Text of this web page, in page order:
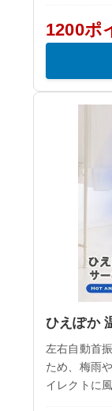
1200ポ
ひえぽか
左右自動首
ため、梅雨
イレクトに